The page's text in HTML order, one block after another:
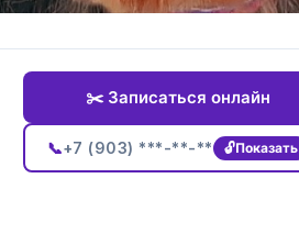
✂️ Записаться онлайн
📞+7 (903) ***-**-** Показать